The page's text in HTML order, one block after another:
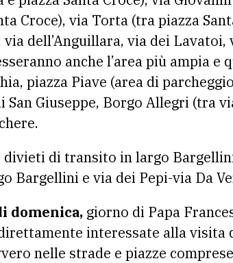
Croce), via Torta (tra piazza
dell’Anguillara, via dei Lavatoi,
anche l’area più ampia e
piazza Piave (area di
San Giuseppe, Borgo Allegri (tra
di transito in largo
Bargellini e via dei Pepi-via Da
domenica, giorno di Papa
interessate alla visita
nelle strade e piazze